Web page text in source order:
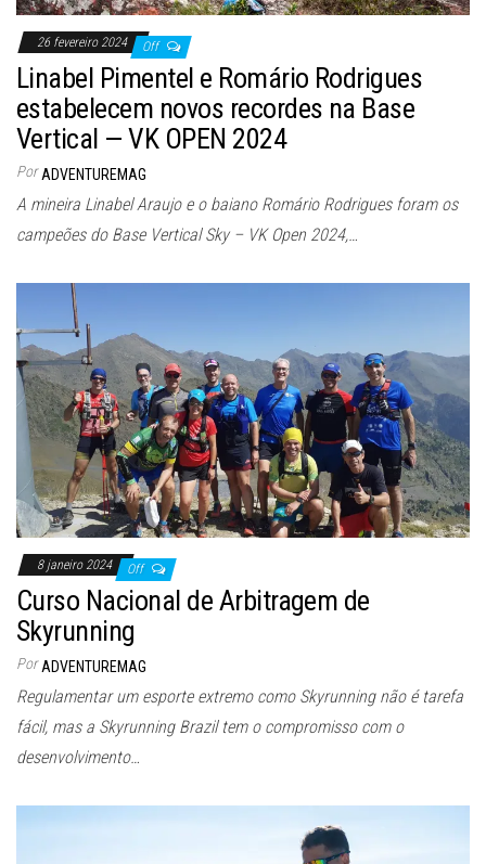
26 fevereiro 2024 Off
Linabel Pimentel e Romário Rodrigues
estabelecem novos recordes na Base
Vertical — VK OPEN 2024
Por ADVENTUREMAG
A mineira Linabel Araujo e o baiano Romário Rodrigues foram os
campeões do Base Vertical Sky – VK Open 2024,…
8 janeiro 2024 Off
Curso Nacional de Arbitragem de
Skyrunning
Por ADVENTUREMAG
Regulamentar um esporte extremo como Skyrunning não é tarefa
fácil, mas a Skyrunning Brazil tem o compromisso com o
desenvolvimento…